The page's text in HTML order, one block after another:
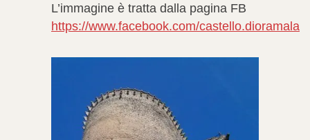
L’immagine è tratta dalla pagina FB
https://www.facebook.com/castello.dioramala